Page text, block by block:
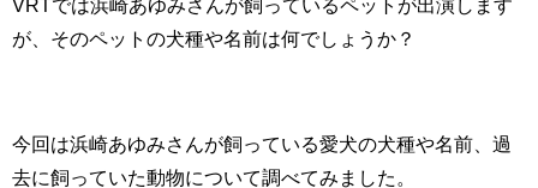
VRTでは浜崎あゆみさんが飼っているペットが出演します
が、そのペットの犬種や名前は何でしょうか？
今回は浜崎あゆみさんが飼っている愛犬の犬種や名前、過
去に飼っていた動物について調べてみました。